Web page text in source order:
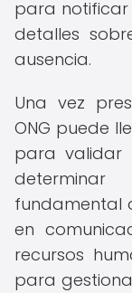
para
detalles
ausencia.
Una vez
ONG puede
para validar
fundamental
en
recursos
para